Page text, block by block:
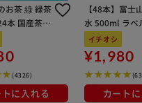
お茶 綠 緑茶
本 国産茶葉
(4326)
に入れる
【48本】富士
水 500ml ラベ
イチオシ
¥1,980
カート